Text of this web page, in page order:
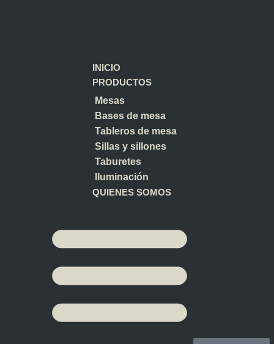
INICIO
PRODUCTOS
Mesas
Bases de mesa
Tableros de mesa
Sillas y sillones
Taburetes
Iluminación
QUIENES SOMOS